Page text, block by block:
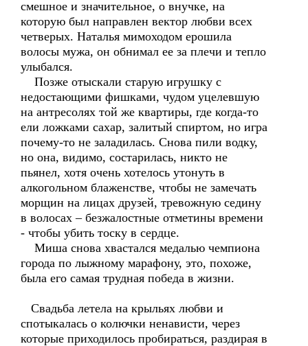
смешное и значительное, о внучке, на
которую был направлен вектор любви всех
четверых. Наталья мимоходом ерошила
волосы мужа, он обнимал ее за плечи и тепло
улыбался.
Позже отыскали старую игрушку с
недостающими фишками, чудом уцелевшую
на антресолях той же квартиры, где когда-то
ели ложками сахар, залитый спиртом, но игра
почему-то не заладилась. Снова пили водку,
но она, видимо, состарилась, никто не
пьянел, хотя очень хотелось утонуть в
алкогольном блаженстве, чтобы не замечать
морщин на лицах друзей, тревожную седину
в волосах – безжалостные отметины времени
- чтобы убить тоску в сердце.
Миша снова хвастался медалью чемпиона
города по лыжному марафону, это, похоже,
была его самая трудная победа в жизни.
Свадьба летела на крыльях любви и
спотыкалась о колючки ненависти, через
которые приходилось пробираться, раздирая в